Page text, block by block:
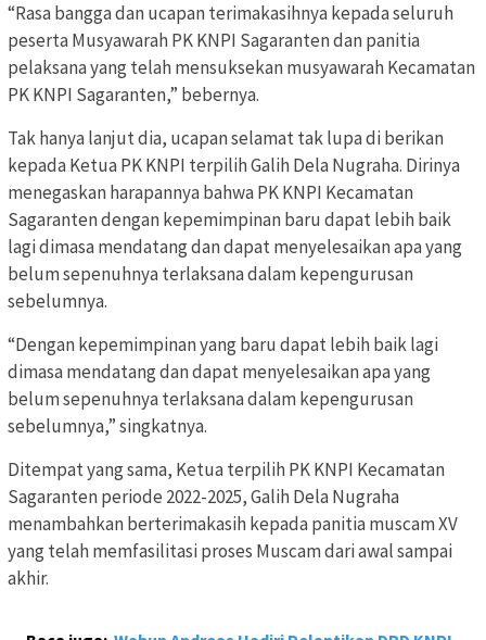
“Rasa bangga dan ucapan terimakasihnya kepada seluruh
peserta Musyawarah PK KNPI Sagaranten dan panitia
pelaksana yang telah mensuksekan musyawarah Kecamatan
PK KNPI Sagaranten,” bebernya.
Tak hanya lanjut dia, ucapan selamat tak lupa di berikan
kepada Ketua PK KNPI terpilih Galih Dela Nugraha. Dirinya
menegaskan harapannya bahwa PK KNPI Kecamatan
Sagaranten dengan kepemimpinan baru dapat lebih baik
lagi dimasa mendatang dan dapat menyelesaikan apa yang
belum sepenuhnya terlaksana dalam kepengurusan
sebelumnya.
“Dengan kepemimpinan yang baru dapat lebih baik lagi
dimasa mendatang dan dapat menyelesaikan apa yang
belum sepenuhnya terlaksana dalam kepengurusan
sebelumnya,” singkatnya.
Ditempat yang sama, Ketua terpilih PK KNPI Kecamatan
Sagaranten periode 2022-2025, Galih Dela Nugraha
menambahkan berterimakasih kepada panitia muscam XV
yang telah memfasilitasi proses Muscam dari awal sampai
akhir.